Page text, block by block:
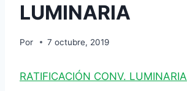
LUMINARIA
Por 7 octubre, 2019
RATIFICACIÓN CONV. LUMINARIA